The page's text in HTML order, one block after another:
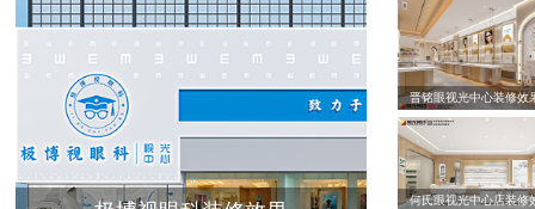
晋铭眼视光中心装修效
何氏眼视光中心店装修